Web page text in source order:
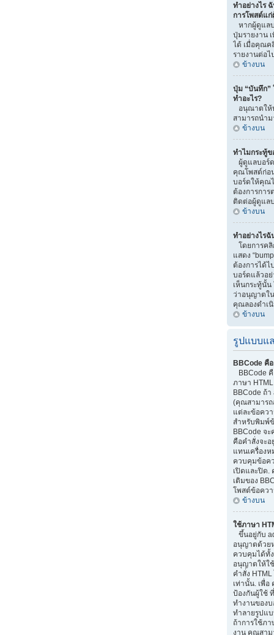
ทำอย่างไร
การโพสต์แ
หากผู้ดูแล
ปุ่มรายงาน
ได้ เมื่อคุณค
รายงานต่อไ
ข้างบน
ปุ่ม “บันทึก”
ทำอะไร?
อนุณาตให้
สามารถนำ
ข้างบน
ทำไมกระทู้
ผู้ดูแลบอร์
คุณโพสต์ก่อ
บอร์ดให้คุณ
ต้องการกา
ติดต่อผู้ดูแล
ข้างบน
ทำอย่างไรฉั
โดยการคลิ
แสดง
ต้องการได้
บอร์ดแล้วอ
เห็นกระทู้นั้
ว่าอนุญาตใ
คุณลองดำเ
ข้างบน
รูปแบบแ
BBCode คือ
BBCode
ภาษา
BBCode ถ้
(คุณสามารถ
แต่ละข้อคว
สำหรับพิมพ์
BBCode จ
คือคำสั่งจะอ
แทนเครื่องห
ควบคุมข้อค
เปิดและปิด.
เติมของ
โพสต์ข้อคว
ข้างบน
ใช้ภาษา
ขึ้นอยู่กับ
อนุญาตด้วย
ควบคุมได้ทั้
อนุญาตให้ใ
คำสั่ง
เท่านั้น. เพื่
ป้องกันผู้ใช้
ทำงานของ
ทำลายรูปแ
ถ้าการใช้ภา
งาน คุณสาม